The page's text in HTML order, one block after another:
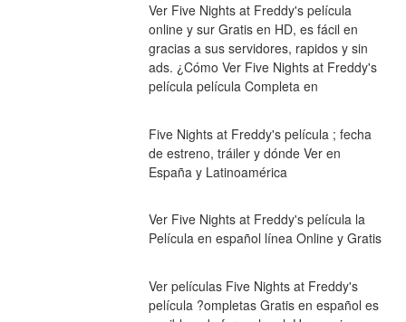
Ver Five Nights at Freddy's película
online y sur Gratis en HD, es fácil en
gracias a sus servidores, rapidos y sin
ads. ¿Cómo Ver Five Nights at Freddy's
película película Completa en
Five Nights at Freddy's película ; fecha
de estreno, tráiler y dónde Ver en
España y Latinoamérica
Ver Five Nights at Freddy's película la
Película en español línea Online y Gratis
Ver películas Five Nights at Freddy's
película ?ompletas Gratis en español es